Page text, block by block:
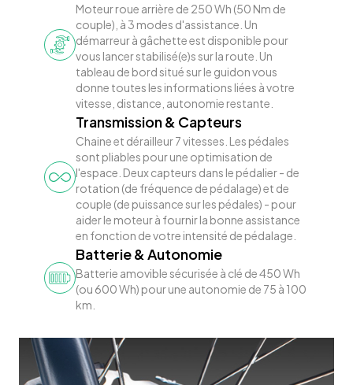
Moteur roue arrière de 250 Wh (50 Nm de
couple), à 3 modes d'assistance. Un
démarreur à gâchette est disponible pour
vous lancer stabilisé(e)s sur la route. Un
tableau de bord situé sur le guidon vous
donne toutes les informations liées à votre
vitesse, distance, autonomie restante.
Transmission & Capteurs
Chaine et dérailleur 7 vitesses. Les pédales
sont pliables pour une optimisation de
l'espace. Deux capteurs dans le pédalier - de
rotation (de fréquence de pédalage) et de
couple (de puissance sur les pédales) - pour
aider le moteur à fournir la bonne assistance
en fonction de votre intensité de pédalage.
Batterie & Autonomie
Batterie amovible sécurisée à clé de 450 Wh
(ou 600 Wh) pour une autonomie de 75 à 100
km.